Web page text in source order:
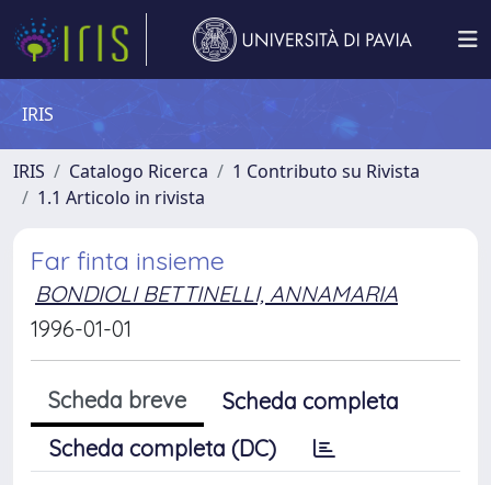
IRIS
IRIS Catalogo Ricerca
1 Contributo su Rivista
1.1 Articolo in rivista
Far finta insieme
BONDIOLI BETTINELLI, ANNAMARIA
1996-01-01
Scheda breve
Scheda completa
Scheda completa (DC)